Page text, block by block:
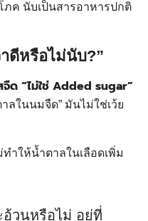
ภค นับเป็นสารอาหารปกติ
ดีหรือไม่นับ?”
จืด “ไม่ใช่ Added sugar”
ลในนมจืด” มันไม่ใช่เว้ย
ำให้น้ำตาลในเลือดเพิ่ม
อ้วนหรือไม่ อยู่ที่